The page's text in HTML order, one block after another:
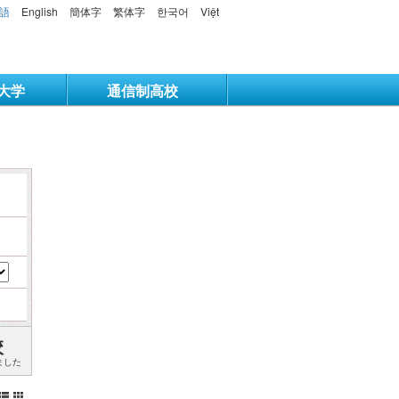
English 簡体字 繁体字 한국어 Việt
学 通信制高校
した